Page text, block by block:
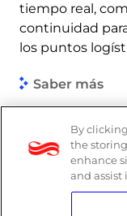
tiempo real,
continuidad
los puntos
Saber más
By
the
enhance
and assist